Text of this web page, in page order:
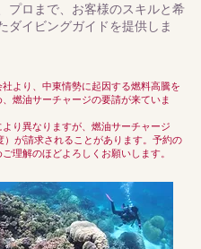
プロまで、お客様のスキルと希
ダイビングガイドを提供しま
より、中東情勢に起因する燃料高騰を
燃油サーチャージの要請が来ていま
り異なりますが、燃油サーチャージ
）が請求されることがあります。予約の
理解のほどよろしくお願いします。